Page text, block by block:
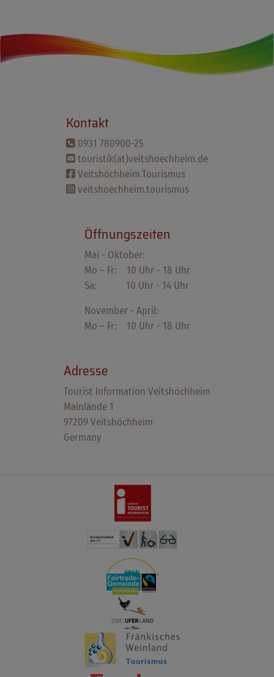
Kontakt
0931 780900-25
touristik(at)veitshoechheim.de
Veitshöchheim.Tourismus
veitshoechheim.tourismus
Öffnungszeiten
Mai - Oktober:
Mo – Fr: 10 Uhr - 18 Uhr
Sa: 10 Uhr - 14 Uhr
November - April:
Mo – Fr: 10 Uhr - 18 Uhr
Adresse
Tourist Information Veitshöchheim
Mainlände 1
97209 Veitshöchheim
Germany